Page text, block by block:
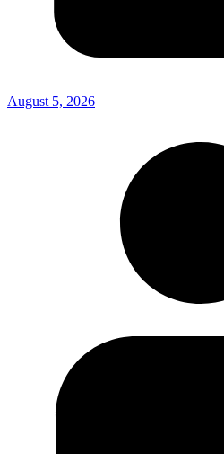
August 5, 2026